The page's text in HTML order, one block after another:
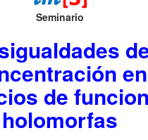
Seminario
en
de
holomorfas